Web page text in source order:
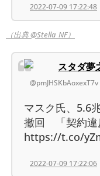
2022-07-09 17:22:48
（出典 @Stella_NF）
スタダ夢
@pmJHSKbAoxexT7v
マスク氏、5.6
撤回 「契約違
https://t.co/
2022-07-09 17:22:06